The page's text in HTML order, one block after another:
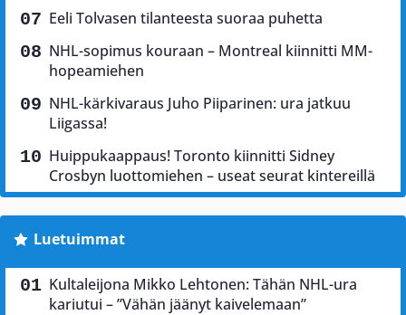
Eeli Tolvasen tilanteesta suoraa puhetta
NHL-sopimus kouraan – Montreal kiinnitti MM-
hopeamiehen
NHL-kärkivaraus Juho Piiparinen: ura jatkuu
Liigassa!
Huippukaappaus! Toronto kiinnitti Sidney
Crosbyn luottomiehen – useat seurat kintereillä
Luetuimmat
Kultaleijona Mikko Lehtonen: Tähän NHL-ura
kariutui – ”Vähän jäänyt kaivelemaan”